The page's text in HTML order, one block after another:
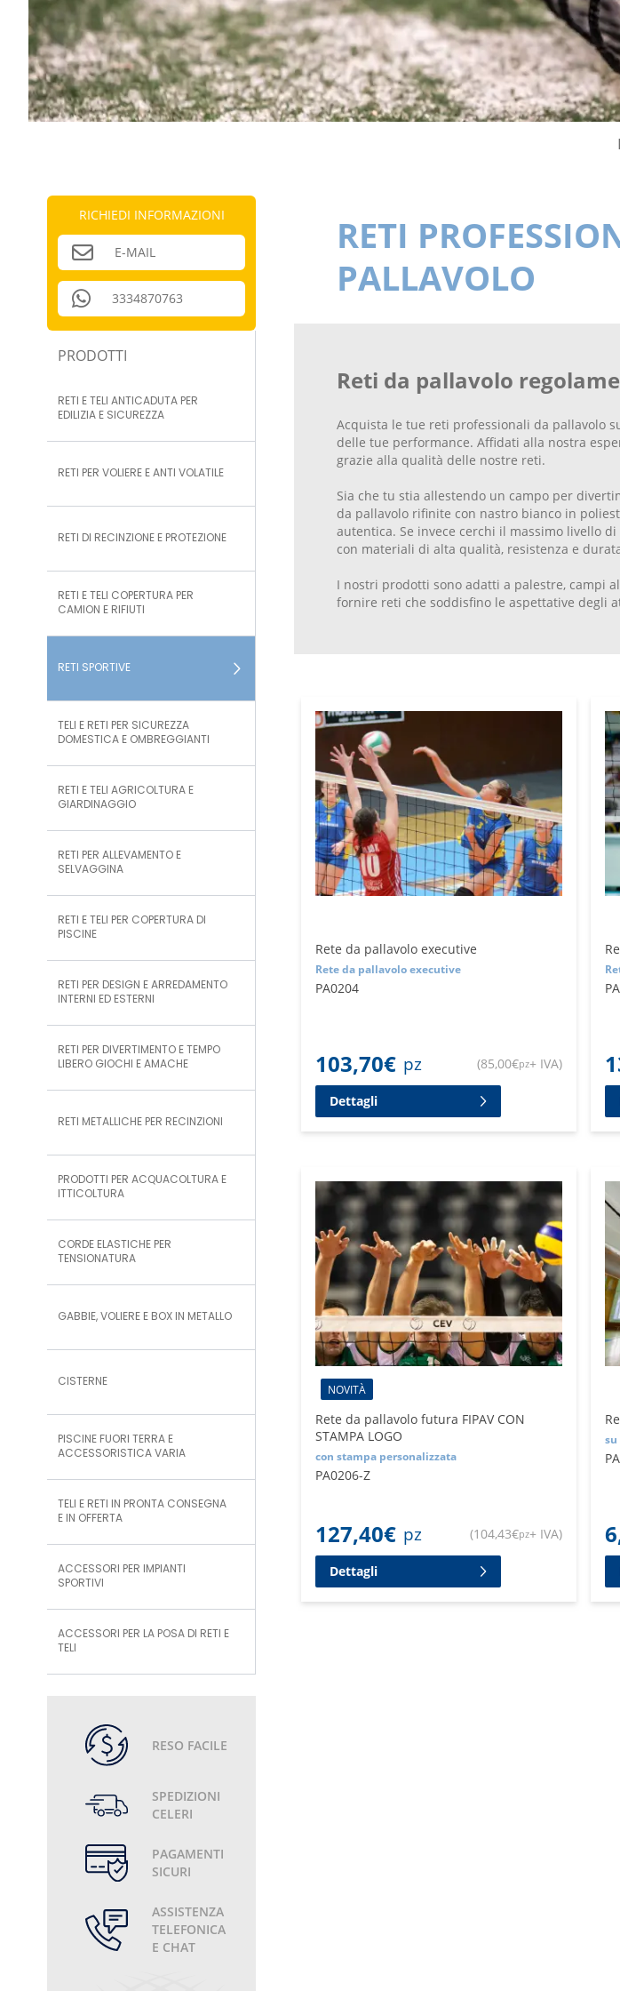
RICHIEDI INFORMAZIONI
E-MAIL
3334870763
PRODOTTI
RETI E TELI ANTICADUTA PER
EDILIZIA E SICUREZZA
RETI PER VOLIERE E ANTI VOLATILE
RETI DI RECINZIONE E PROTEZIONE
RETI E TELI COPERTURA PER
CAMION E RIFIUTI
RETI SPORTIVE
TELI E RETI PER SICUREZZA
DOMESTICA E OMBREGGIANTI
RETI E TELI AGRICOLTURA E
GIARDINAGGIO
RETI PER ALLEVAMENTO E
SELVAGGINA
RETI E TELI PER COPERTURA DI
PISCINE
RETI PER DESIGN E ARREDAMENTO
INTERNI ED ESTERNI
RETI PER DIVERTIMENTO E TEMPO
LIBERO GIOCHI E AMACHE
RETI METALLICHE PER RECINZIONI
PRODOTTI PER ACQUACOLTURA E
ITTICOLTURA
CORDE ELASTICHE PER
TENSIONATURA
GABBIE, VOLIERE E BOX IN METALLO
CISTERNE
PISCINE FUORI TERRA E
ACCESSORISTICA VARIA
TELI E RETI IN PRONTA CONSEGNA
E IN OFFERTA
ACCESSORI PER IMPIANTI
SPORTIVI
ACCESSORI PER LA POSA DI RETI E
TELI
RESO FACILE
SPEDIZIONI
CELERI
PAGAMENTI
SICURI
ASSISTENZA
TELEFONICA
E CHAT
RETI
PALLAVOLO
Reti da pallavolo
Acquista le tue reti professionali da pallavolo
delle tue performance. Affidati alla nostra
grazie alla qualità delle nostre reti.
Sia che tu stia allestendo un campo per
da pallavolo rifinite con nastro bianco in
autentica. Se invece cerchi il massimo livello
con materiali di alta qualità, resistenza e
I nostri prodotti sono adatti a palestre, campi
fornire reti che soddisfino le aspettative degli
Rete da pallavolo executive
Rete da pallavolo executive
PA0204
103,70€ pz (85,00€pz+ IVA)
Dettagli
NOVITÀ
Rete da pallavolo futura FIPAV CON
STAMPA LOGO
con stampa personalizzata
PA0206-Z
127,40€ pz (104,43€pz+ IVA)
Dettagli